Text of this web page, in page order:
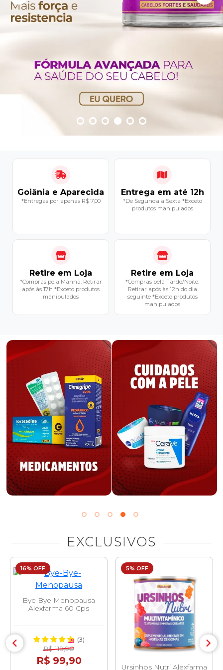
Goiânia e Aparecida
*Entregas por apenas R$ 7,00
Entrega em até 12h
*De Segunda a Sexta *Exceto
produtos manipulados
Retire em Loja
*Compras pela Manhã: Retirar
após às 17h *Exceto produtos
manipulados
Retire em Loja
*Compras pela Tarde/Noite:
Retirar após às 12h do dia
seguinte *Exceto produtos
manipulados
EXCLUSIVOS
16% OFF
Bye Bye Menopausa
Alexfarma 60 Cps
(3)
R$ 119,90
R$ 99,90
5% OFF
Ursinhos Nutri Alexfarma